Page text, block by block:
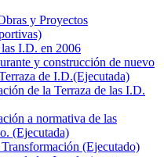
y Proyectos
I.D. en 2006
y construcción de nuevo
de I.D.(Ejecutada)
de la Terraza de las I.D.
a normativa de las
(Ejecutada)
(Ejecutado)